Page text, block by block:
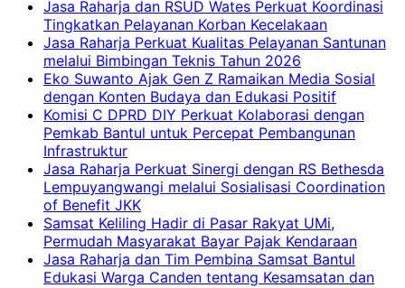
Jasa Raharja dan RSUD Wates Perkuat Koordinasi
Tingkatkan Pelayanan Korban Kecelakaan
Jasa Raharja Perkuat Kualitas Pelayanan Santunan
melalui Bimbingan Teknis Tahun 2026
Eko Suwanto Ajak Gen Z Ramaikan Media Sosial
dengan Konten Budaya dan Edukasi Positif
Komisi C DPRD DIY Perkuat Kolaborasi dengan
Pemkab Bantul untuk Percepat Pembangunan
Infrastruktur
Jasa Raharja Perkuat Sinergi dengan RS Bethesda
Lempuyangwangi melalui Sosialisasi Coordination
of Benefit JKK
Samsat Keliling Hadir di Pasar Rakyat UMi,
Permudah Masyarakat Bayar Pajak Kendaraan
Jasa Raharja dan Tim Pembina Samsat Bantul
Edukasi Warga Canden tentang Kesamsatan dan